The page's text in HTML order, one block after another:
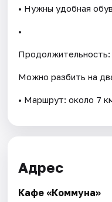
• Нужны удобная
•
Продолжительность:
Можно разбить на
• Маршрут: около 7
Адрес
Кафе «Коммуна»